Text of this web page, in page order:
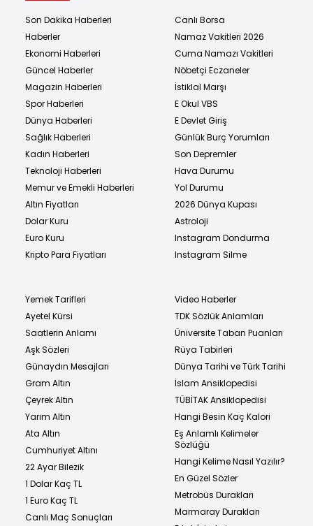
Son Dakika Haberleri
Haberler
Ekonomi Haberleri
Güncel Haberler
Magazin Haberleri
Spor Haberleri
Dünya Haberleri
Sağlık Haberleri
Kadın Haberleri
Teknoloji Haberleri
Memur ve Emekli Haberleri
Altın Fiyatları
Dolar Kuru
Euro Kuru
Kripto Para Fiyatları
Canlı Borsa
Namaz Vakitleri 2026
Cuma Namazı Vakitleri
Nöbetçi Eczaneler
İstiklal Marşı
E Okul VBS
E Devlet Giriş
Günlük Burç Yorumları
Son Depremler
Hava Durumu
Yol Durumu
2026 Dünya Kupası
Astroloji
Instagram Dondurma
Instagram Silme
Yemek Tarifleri
Ayetel Kürsi
Saatlerin Anlamı
Aşk Sözleri
Günaydın Mesajları
Gram Altın
Çeyrek Altın
Yarım Altın
Ata Altın
Cumhuriyet Altını
22 Ayar Bilezik
1 Dolar Kaç TL
1 Euro Kaç TL
Canlı Maç Sonuçları
Video Haberler
TDK Sözlük Anlamları
Üniversite Taban Puanları
Rüya Tabirleri
Dünya Tarihi ve Türk Tarihi
İslam Ansiklopedisi
TÜBİTAK Ansiklopedisi
Hangi Besin Kaç Kalori
Eş Anlamlı Kelimeler
Sözlüğü
Hangi Kelime Nasıl Yazılır?
En Güzel Sözler
Metrobüs Durakları
Marmaray Durakları